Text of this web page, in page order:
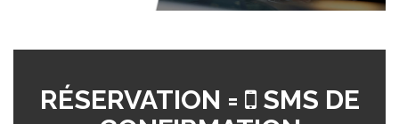
RÉSERVATION =
SMS DE